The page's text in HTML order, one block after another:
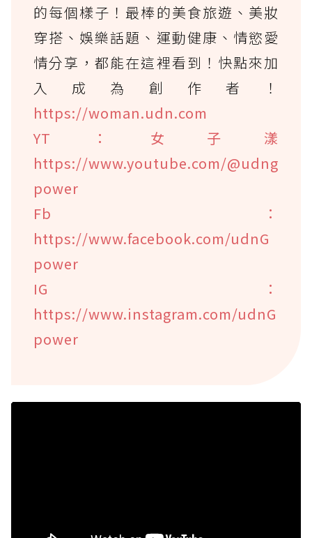
的每個樣子！最棒的美食旅遊、美妝
穿搭、娛樂話題、運動健康、情慾愛
情分享，都能在這裡看到！快點來加
入成為創作者！
https://woman.udn.com
YT：女子漾
https://www.youtube.com/@udng
power
Fb：
https://www.facebook.com/udnG
power
IG：
https://www.instagram.com/udnG
power